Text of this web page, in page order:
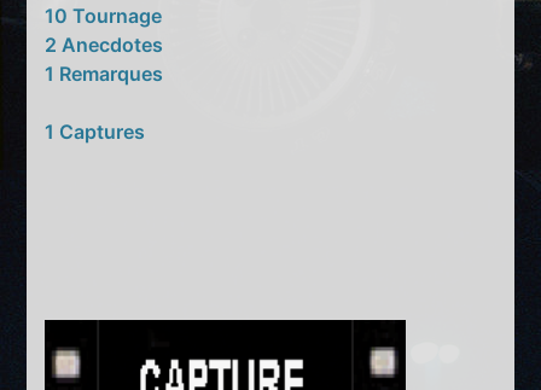
10 Tournage
2 Anecdotes
1 Remarques
1 Captures